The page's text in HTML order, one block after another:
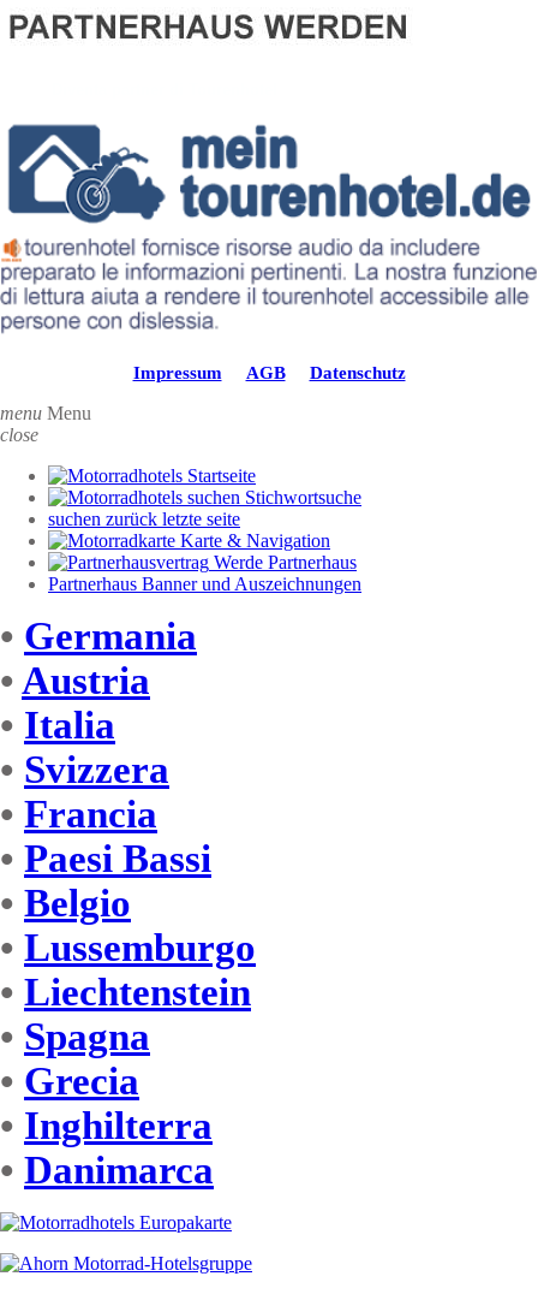
Impressum AGB Datenschutz
menu Menu
close
Startseite
Stichwortsuche
suchen zurück letzte seite
Karte & Navigation
Werde Partnerhaus
Partnerhaus Banner und Auszeichnungen
• Germania
•Austria
• Italia
• Svizzera
• Francia
• Paesi Bassi
• Belgio
• Lussemburgo
• Liechtenstein
• Spagna
• Grecia
• Inghilterra
• Danimarca